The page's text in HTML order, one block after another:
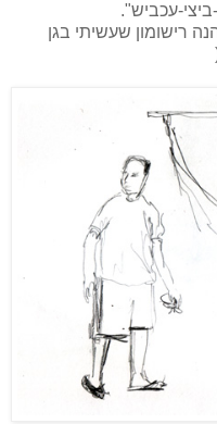
עכביש".
רישומון שעשיתי בגן